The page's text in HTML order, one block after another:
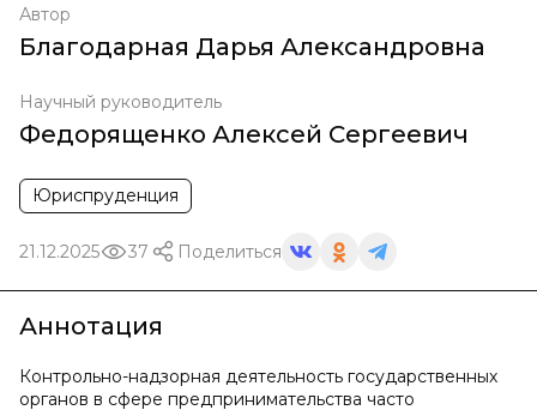
Автор
Благодарная Дарья Александровна
Научный руководитель
Федорященко Алексей Сергеевич
Юриспруденция
21.12.2025 37 Поделиться
Аннотация
Контрольно-надзорная деятельность государственных
органов в сфере предпринимательства часто